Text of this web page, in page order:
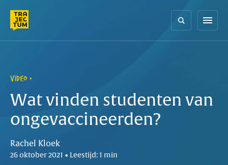
content
menu
VIDEO
Wat vinden studenten van
ongevaccineerden?
Rachel Kloek
26 oktober 2021 • Leestijd: 1 min